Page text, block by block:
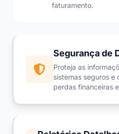
faturamento.
Segurança de
Proteja as
sistemas seguros e
perdas financeiras